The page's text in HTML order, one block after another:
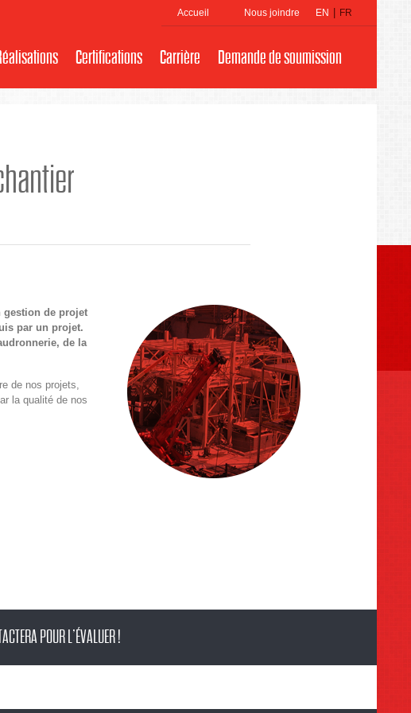
Accueil Nous joindre EN FR
Certifications Carrière Demande de soumission
gestion de projet
par un projet.
de la
de nos projets,
la qualité de nos
POUR L’ÉVALUER !